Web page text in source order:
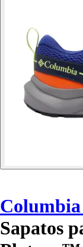
Columbia
Sapatos